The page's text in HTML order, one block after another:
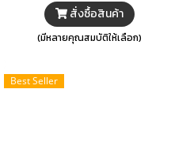
และมอเตอร์ประสิทธิภาพสูง ให้คุณ
มั่นใจตลอดอายุการใช้งาน สามารถ
ปรับแรงลมได้ถึง 3 ระดับตามความ
ช่วยส่งแรงลมได้อย่างสม่ำเสมอ ให้
สั่งซื้อสินค้า
(มีหลายคุณสมบัติให้เลือก)
Best Seller